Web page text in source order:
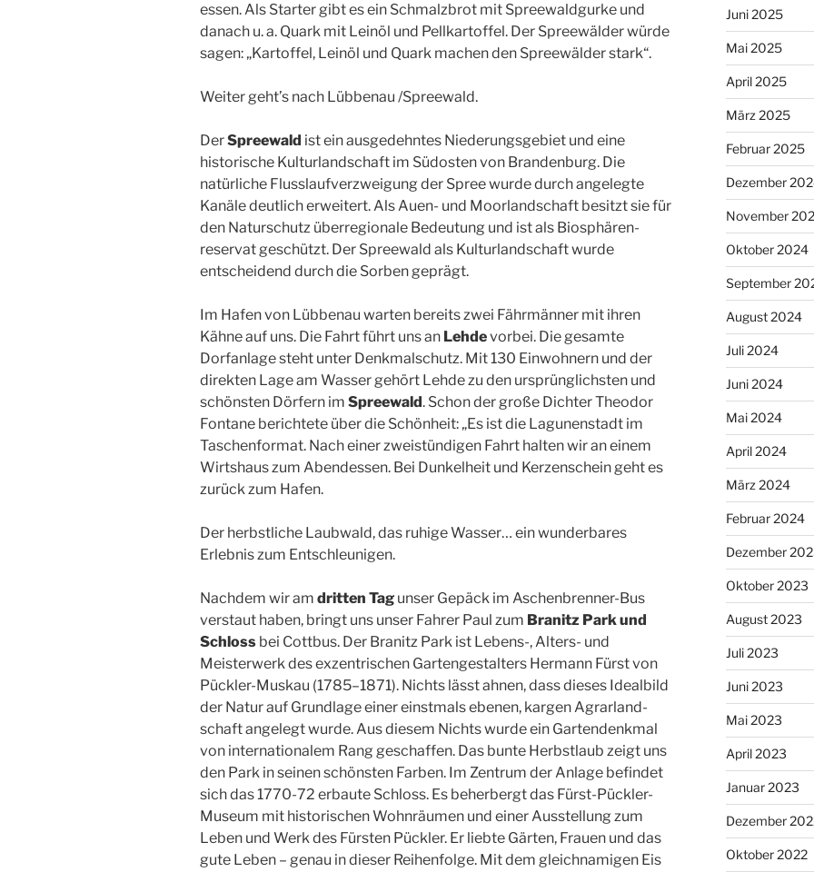
essen. Als Starter gibt es ein Schmalzbrot mit Spreewaldgurke und
danach u. a. Quark mit Leinöl und Pellkartoffel. Der Spreewälder würde
sagen: „Kartoffel, Leinöl und Quark machen den Spreewälder stark“.
Weiter geht’s nach Lübbenau /Spreewald.
DerSpreewald ist ein ausgedehntes Niederungsgebiet und eine
historische Kulturlandschaft im Südosten von Brandenburg. Die
natürliche Flusslaufverzweigung der Spree wurde durch angelegte
Kanäle deutlich erweitert. Als Auen- und Moorlandschaft besitzt sie für
den Naturschutz überregionale Bedeutung und ist als Biosphären-
reservat geschützt. Der Spreewald als Kulturlandschaft wurde
entscheidend durch die Sorben geprägt.
Im Hafen von Lübbenau warten bereits zwei Fährmänner mit ihren
Kähne auf uns. Die Fahrt führt uns an Lehdevorbei. Die gesamte
Dorfanlage steht unter Denkmalschutz. Mit 130 Einwohnern und der
direkten Lage am Wasser gehört Lehde zu den ursprünglichsten und
schönsten Dörfern im Spreewald. Schon der große Dichter Theodor
Fontane berichtete über die Schönheit: „Es ist die Lagunenstadt im
Taschenformat. Nach einer zweistündigen Fahrt halten wir an einem
Wirtshaus zum Abendessen. Bei Dunkelheit und Kerzenschein geht es
zurück zum Hafen.
Der herbstliche Laubwald, das ruhige Wasser… ein wunderbares
Erlebnis zum Entschleunigen.
Nachdem wir am dritten Tag unser Gepäck im Aschenbrenner-Bus
verstaut haben, bringt uns unser Fahrer Paul zum Branitz Park und
Schloss bei Cottbus. Der Branitz Park ist Lebens-, Alters- und
Meisterwerk des exzentrischen Gartengestalters Hermann Fürst von
Pückler-Muskau (1785–1871). Nichts lässt ahnen, dass dieses Idealbild
der Natur auf Grundlage einer einstmals ebenen, kargen Agrarland-
schaft angelegt wurde. Aus diesem Nichts wurde ein Gartendenkmal
von internationalem Rang geschaffen. Das bunte Herbstlaub zeigt uns
den Park in seinen schönsten Farben. Im Zentrum der Anlage befindet
sich das 1770-72 erbaute Schloss. Es beherbergt das Fürst-Pückler-
Museum mit historischen Wohnräumen und einer Ausstellung zum
Leben und Werk des Fürsten Pückler. Er liebte Gärten, Frauen und das
gute Leben – genau in dieser Reihenfolge. Mit dem gleichnamigen Eis
Juni 2025
Mai 2025
April 2025
März 2025
Februar 2025
Dezember
November
Oktober 2024
September
August 2024
Juli 2024
Juni 2024
Mai 2024
April 2024
März 2024
Februar 2024
Dezember
Oktober 2023
August 2023
Juli 2023
Juni 2023
Mai 2023
April 2023
Januar 2023
Dezember
Oktober 2022